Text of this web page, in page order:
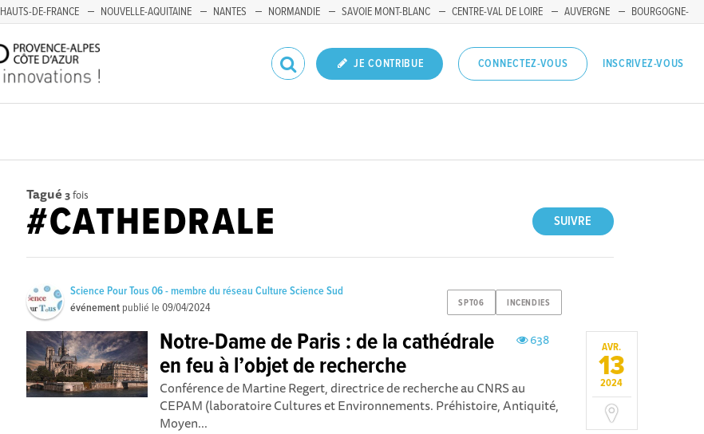
HAUTS-DE-FRANCE NOUVELLE-AQUITAINE NANTES NORMANDIE SAVOIE MONT-BLANC CENTRE-VAL DE LOIRE AUVERGNE
BOURGOGNE-
JE CONTRIBUE CONNECTEZ-VOUS INSCRIVEZ-VOUS
Tagué 3fois
SUIVRE
#CATHEDRALE
SPT06 INCENDIES
Science Pour Tous 06 - membre du réseau Culture Science Sud
événement publié le09/04/2024
AVR.
13
2024
638
Notre-Dame de Paris : de la cathédrale
en feu à l’objet de recherche
Conférence de Martine Regert, directrice de recherche au CNRS au
CEPAM (laboratoire Cultures et Environnements. Préhistoire, Antiquité,
Moyen...